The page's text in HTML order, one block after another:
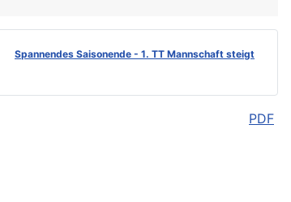
Spannendes Saisonende - 1. TT Mannschaft steigt
PDF